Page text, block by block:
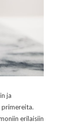
ja
primereita.
erilaisiin